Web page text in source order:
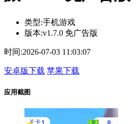
类型:手机游戏
版本:v1.7.0 免广告版
时间:2026-07-03 11:03:07
安卓版下载 苹果下载
应用截图